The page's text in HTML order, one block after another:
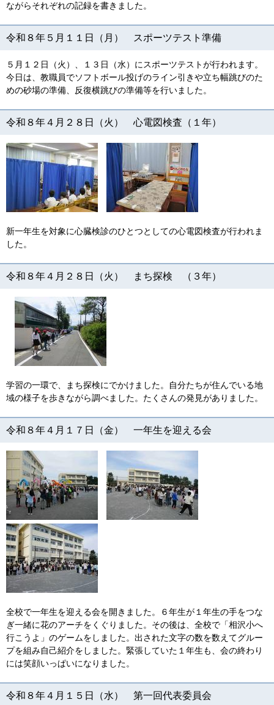
ながらそれぞれの記録を書きました。
令和８年５月１１日（月） スポーツテスト準備
５月１２日（火）、１３日（水）にスポーツテストが行われます。
今日は、教職員でソフトボール投げのライン引きや立ち幅跳びのた
めの砂場の準備、反復横跳びの準備等を行いました。
令和８年４月２８日（火） 心電図検査（１年）
新一年生を対象に心臓検診のひとつとしての心電図検査が行われま
した。
令和８年４月２８日（火） まち探検 （３年）
学習の一環で、まち探検にでかけました。自分たちが住んでいる地
域の様子を歩きながら調べました。たくさんの発見がありました。
令和８年４月１７日（金） 一年生を迎える会
全校で一年生を迎える会を開きました。６年生が１年生の手をつな
ぎ一緒に花のアーチをくぐりました。その後は、全校で「相沢小へ
行こうよ」のゲームをしました。出された文字の数を数えてグルー
プを組み自己紹介をしました。緊張していた１年生も、会の終わり
には笑顔いっぱいになりました。
令和８年４月１５日（水） 第一回代表委員会